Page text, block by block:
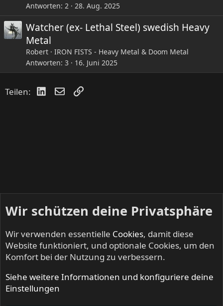
Antworten 2 28. Aug. 2025
Watcher (ex- Lethal Steel) swedish Heavy
Metal
Robert
IRON FISTS - Heavy Metal & Doom Metal
Antworten 3 16. Juni 2025
Teilen: LinkedIn
E-MailLink
ANGEL CITY - Hard Rock, Rock'n'Roll & Classic Rock
Wir schützen deine Privatsphäre
Wir verwenden essentielle Cookies, damit diese
Website funktioniert, und optionale Cookies, um den
Komfort bei der Nutzung zu verbessern.
Siehe weitere Informationen und konfiguriere deine
Einstellungen